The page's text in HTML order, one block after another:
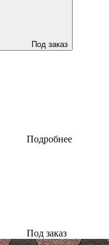
Под заказ
Подробнее
Под заказ